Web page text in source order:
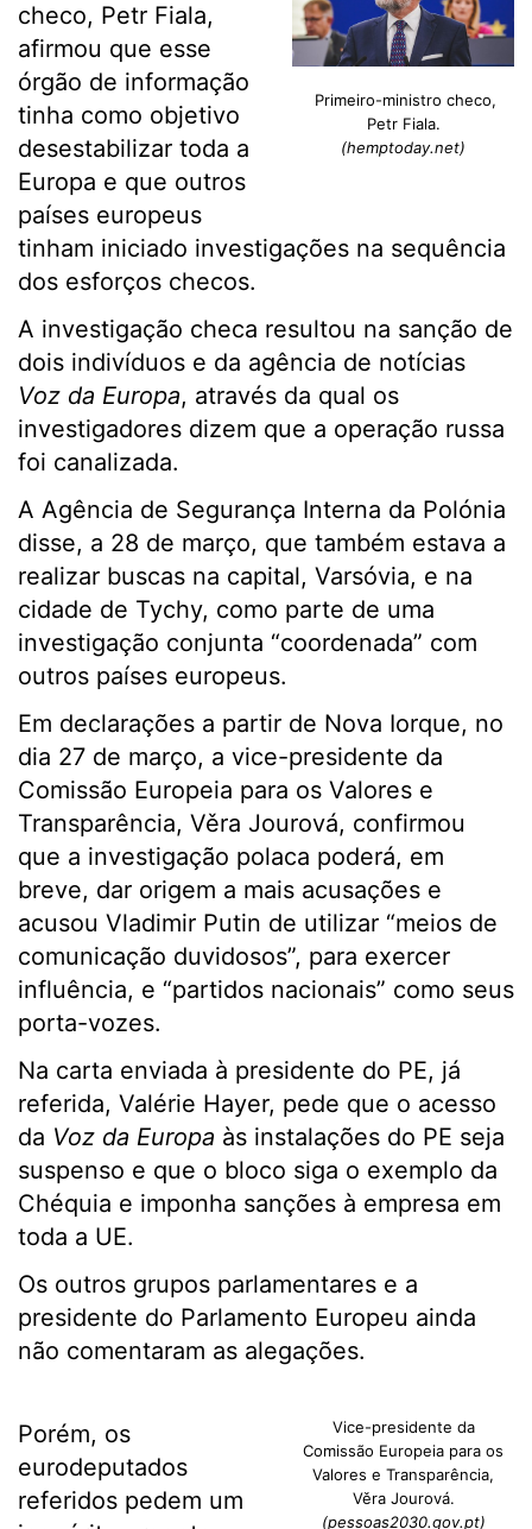
Primeiro-ministro checo,
Petr Fiala.
(hemptoday.net)
checo, Petr Fiala,
afirmou que esse
órgão de informação
tinha como objetivo
desestabilizar toda a
Europa e que outros
países europeus
tinham iniciado investigações na sequência
dos esforços checos.
A investigação checa resultou na sanção de
dois indivíduos e da agência de notícias
Voz da Europa, através da qual os
investigadores dizem que a operação russa
foi canalizada.
A Agência de Segurança Interna da Polónia
disse, a 28 de março, que também estava a
realizar buscas na capital, Varsóvia, e na
cidade de Tychy, como parte de uma
investigação conjunta “coordenada” com
outros países europeus.
Em declarações a partir de Nova Iorque, no
dia 27 de março, a vice-presidente da
Comissão Europeia para os Valores e
Transparência, Věra Jourová, confirmou
que a investigação polaca poderá, em
breve, dar origem a mais acusações e
acusou Vladimir Putin de utilizar “meios de
comunicação duvidosos”, para exercer
influência, e “partidos nacionais” como seus
porta-vozes.
Na carta enviada à presidente do PE, já
referida, Valérie Hayer, pede que o acesso
da Voz da Europa às instalações do PE seja
suspenso e que o bloco siga o exemplo da
Chéquia e imponha sanções à empresa em
toda a UE.
Os outros grupos parlamentares e a
presidente do Parlamento Europeu ainda
não comentaram as alegações.
Vice-presidente da
Comissão Europeia para os
Valores e Transparência,
Věra Jourová.
(pessoas2030.gov.pt)
Porém, os
eurodeputados
referidos pedem um